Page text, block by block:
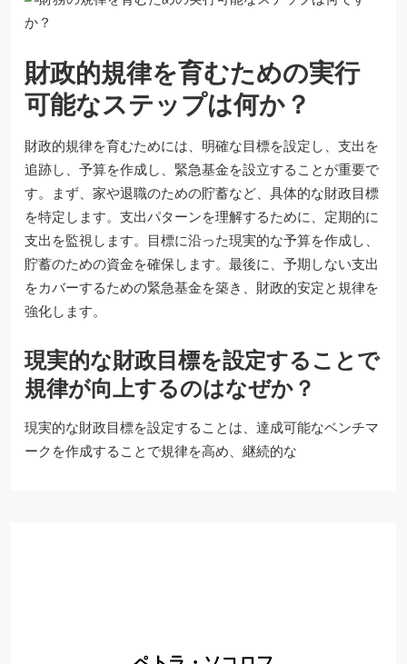
財政的規律を育むための実行
可能なステップは何か？
財政的規律を育むためには、明確な目標を設定し、支出を
追跡し、予算を作成し、緊急基金を設立することが重要で
す。まず、家や退職のための貯蓄など、具体的な財政目標
を特定します。支出パターンを理解するために、定期的に
支出を監視します。目標に沿った現実的な予算を作成し、
貯蓄のための資金を確保します。最後に、予期しない支出
をカバーするための緊急基金を築き、財政的安定と規律を
強化します。
現実的な財政目標を設定することで
規律が向上するのはなぜか？
現実的な財政目標を設定することは、達成可能なベンチマ
ークを作成することで規律を高め、継続的な